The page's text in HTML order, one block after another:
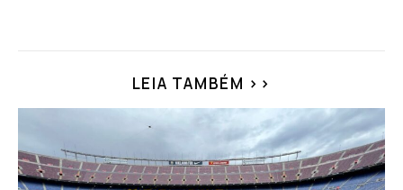
LEIA TAMBÉM >>